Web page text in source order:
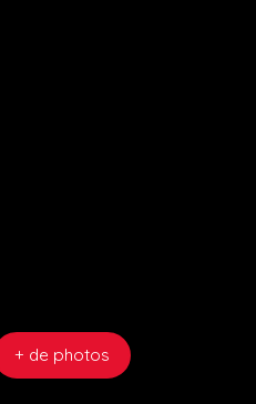
+ de photos